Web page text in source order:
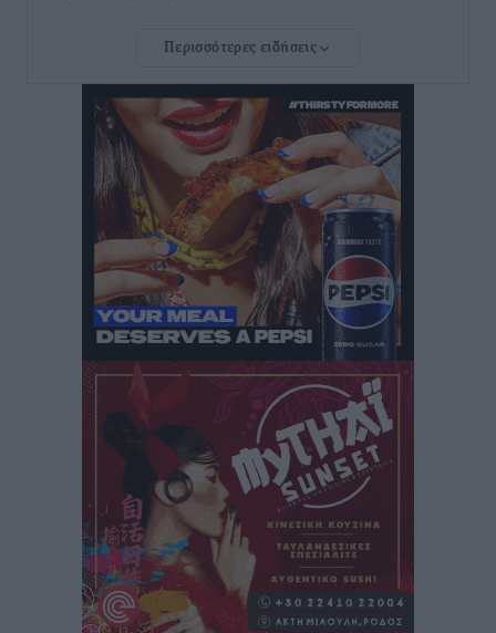
Νέο ξενοδοχείο στη Ρόδο για την H Hotels –
στην Κω
Τοπικές Ειδήσεις πριν 13 ώρες
Αυτοκίνητο μπήκε παράνομα σε μονόδρομο στο
Μαστιχάρι – Αναποδογύρισε όχημα με μητέρα και
5χρονο παιδί
Τοπικές Ειδήσεις• πριν 13 ώρες
“Η Ευρώπη αντιμετώπιζε το προσφυγικό σαν ταινία
τρόμου” – Η συγκλονιστική μαρτυρία της Χαρούλας
Γιασιράνη στον RV για τα γεγονότα που οδήγησαν στο
Σύμφωνο της Λέρου
Τοπικές Ειδήσεις • πριν 13 ώρες
Συναυλία με τον Γιάννη Κότσιρα στις 21 Αυγούστου
Πολιτιστικά• πριν 13 ώρες
Έκτακτη συνεδρίαση της Δημοτικής Επιτροπής Ρόδου
αύριο Παρασκευή 7 Αυγούστου
Περισσότερες ειδήσεις